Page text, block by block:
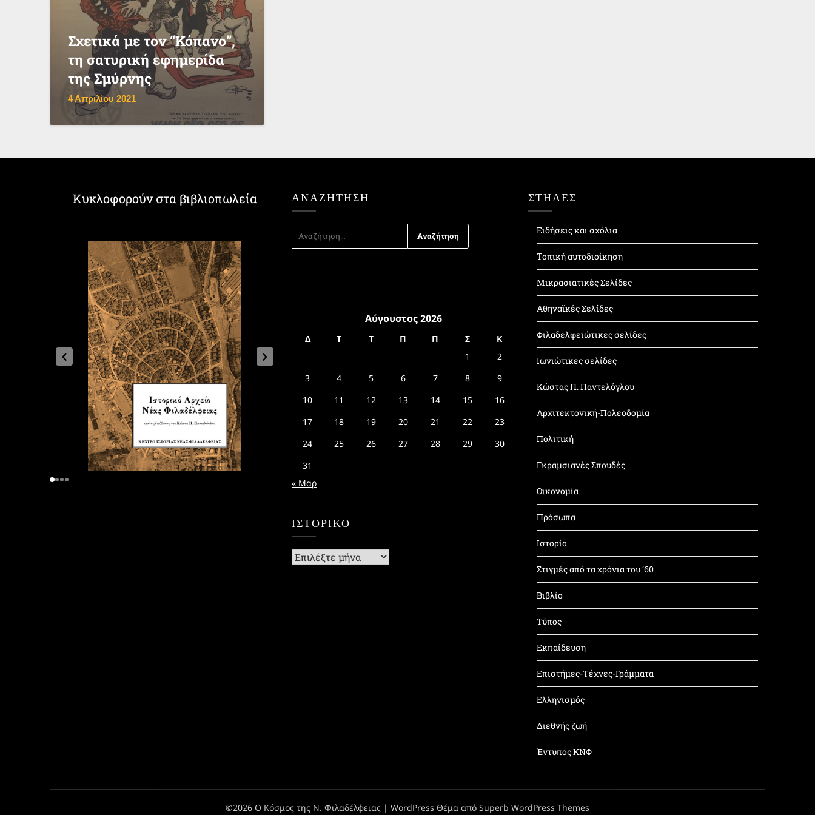
Σχετικά με τον “Κόπανο”,
τη σατυρική εφημερίδα
της Σμύρνης
4 Απριλίου 2021
Κυκλοφορούν στα βιβλιοπωλεία ΑΝΑΖΉΤΗΣΗ
ΓΙΑ:
Αύγουστος 2026
Δ Τ Τ Π Π Σ
Κ
1
2
3
4 5 6 7 8
9
10
11 12 13 14 15
16
17
18 19 20 21 22
23
24
25 26 27 28 29
30
31
« Μαρ
ΙΣΤΟΡΙΚΌ
Ιστορικό
ΣΤΗΛΕΣ
Ειδήσεις και σχόλια
Τοπική αυτοδιοίκηση
Μικρασιατικές Σελίδες
Αθηναϊκές Σελίδες
Φιλαδελφειώτικες σελίδες
Ιωνιώτικες σελίδες
Κώστας Π. Παντελόγλου
Αρχιτεκτονική-Πολεοδομία
Πολιτική
Γκραμσιανές Σπουδές
Οικονομία
Πρόσωπα
Ιστορία
Στιγμές από τα χρόνια του ’60
Βιβλίο
Τύπος
Εκπαίδευση
Επιστήμες-Τέχνες-Γράμματα
Ελληνισμός
Διεθνής ζωή
Έντυπος ΚΝΦ
©2026 Ο Κόσμος της Ν. Φιλαδέλφειας | WordPress Θέμα από Superb WordPress Themes